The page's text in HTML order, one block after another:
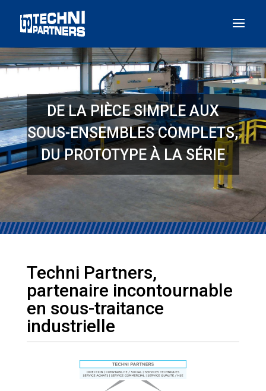
DE LA PIÈCE SIMPLE AUX
SOUS-ENSEMBLES COMPLETS,
DU PROTOTYPE À LA SÉRIE
Techni Partners,
partenaire incontournable
en sous-traitance
industrielle
Panneau de gestion des cookies